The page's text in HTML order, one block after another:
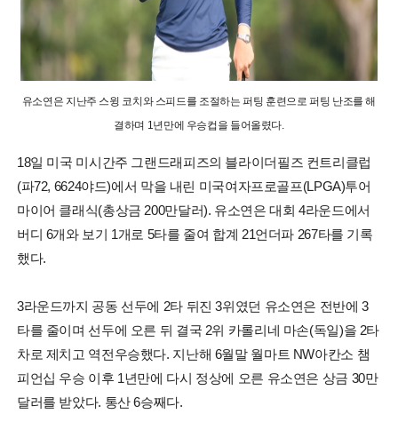
유소연은 지난주 스윙 코치와 스피드를 조절하는 퍼팅 훈련으로 퍼팅 난조를 해
결하며 1년만에 우승컵을 들어올렸다.
18일 미국 미시간주 그랜드래피즈의 블라이더필즈 컨트리클럽
(파72, 6624야드)에서 막을 내린 미국여자프로골프(LPGA)투어
마이어 클래식(총상금 200만달러). 유소연은 대회 4라운드에서
버디 6개와 보기 1개로 5타를 줄여 합계 21언더파 267타를 기록
했다.
3라운드까지 공동 선두에 2타 뒤진 3위였던 유소연은 전반에 3
타를 줄이며 선두에 오른 뒤 결국 2위 카롤리네 마손(독일)을 2타
차로 제치고 역전우승했다. 지난해 6월말 월마트 NW아칸소 챔
피언십 우승 이후 1년만에 다시 정상에 오른 유소연은 상금 30만
달러를 받았다. 통산 6승째다.